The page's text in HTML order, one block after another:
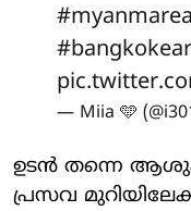
— Miia 🩵
ഉടന്‍ തന്നെ
പ്രസവ